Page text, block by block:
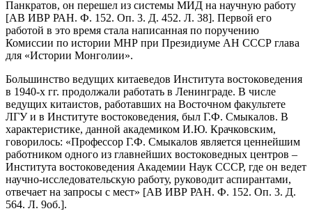
Панкратов, он перешел из системы МИД на научную работу
[АВ ИВР РАН. Ф. 152. Оп. 3. Д. 452. Л. 38]. Первой его
работой в это время стала написанная по поручению
Комиссии по истории МНР при Президиуме АН СССР глава
для «Истории Монголии».
Большинство ведущих китаеведов Института востоковедения
в 1940-х гг. продолжали работать в Ленинграде. В числе
ведущих китаистов, работавших на Восточном факультете
ЛГУ и в Институте востоковедения, был Г.Ф. Смыкалов. В
характеристике, данной академиком И.Ю. Крачковским,
говорилось: «Профессор Г.Ф. Смыкалов является ценнейшим
работником одного из главнейших востоковедных центров –
Института востоковедения Академии Наук СССР, где он ведет
научно-исследовательскую работу, руководит аспирантами,
отвечает на запросы с мест» [АВ ИВР РАН. Ф. 152. Оп. 3. Д.
564. Л. 9об.].